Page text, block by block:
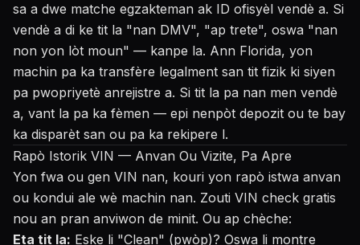
sa a dwe matche egzakteman ak ID ofisyèl vendè a. Si
vendè a di ke tit la "nan DMV", "ap trete", oswa "nan
non yon lòt moun" — kanpe la. Ann Florida, yon
machin pa ka transfère legalment san tit fizik ki siyen
pa pwopriyetè anrejistre a. Si tit la pa nan men vendè
a, vant la pa ka fèmen — epi nenpòt depozit ou te bay
ka disparèt san ou pa ka rekipere l.
Rapò Istorik VIN — Anvan Ou Vizite, Pa Apre
Yon fwa ou gen VIN nan, kouri yon rapò istwa anvan
ou kondui ale wè machin nan. Zouti VIN check gratis
nou an pran anviwon de minit. Ou ap chèche:
Eta tit la: Eske li "Clean" (pwòp)? Oswa li montre